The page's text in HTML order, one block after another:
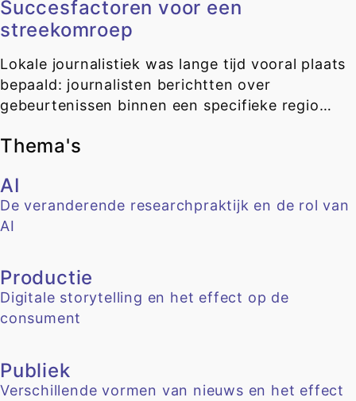
Succesfactoren voor een
streekomroep
Lokale journalistiek was lange tijd vooral plaats
bepaald: journalisten berichtten over
gebeurtenissen binnen een specifieke regio…
Thema's
AI
De veranderende researchpraktijk en de rol van
AI
Productie
Digitale storytelling en het effect op de
consument
Publiek
Verschillende vormen van nieuws en het effect